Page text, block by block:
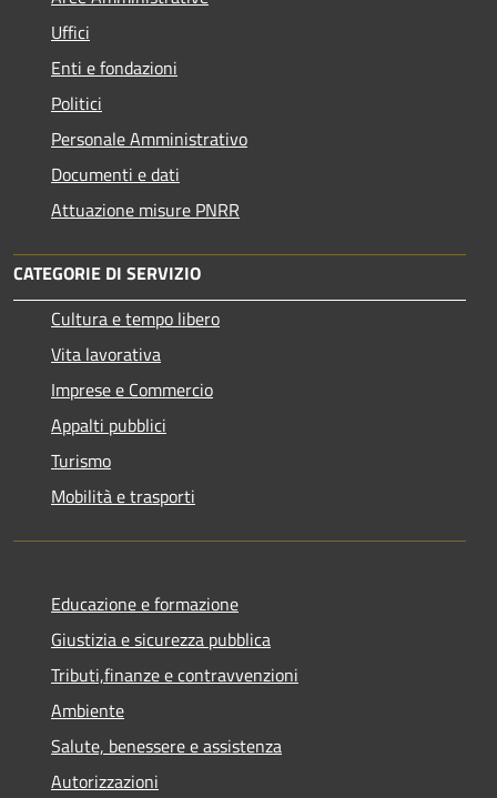
Uffici
Enti e fondazioni
Politici
Personale Amministrativo
Documenti e dati
Attuazione misure PNRR
CATEGORIE DI SERVIZIO
Cultura e tempo libero
Vita lavorativa
Imprese e Commercio
Appalti pubblici
Turismo
Mobilità e trasporti
Educazione e formazione
Giustizia e sicurezza pubblica
Tributi,finanze e contravvenzioni
Ambiente
Salute, benessere e assistenza
Autorizzazioni